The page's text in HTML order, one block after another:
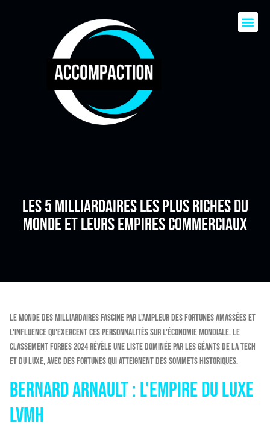
Les 5 milliardaires les plus riches du
monde et leurs empires commerciaux
Le monde des milliardaires fascine par l'ampleur des fortunes amassées et
l'influence qu'exercent ces personnalités sur l'économie mondiale. Le
classement Forbes 2024 révèle une liste dominée par les géants de la tech
et du luxe, avec des fortunes qui atteignent des sommets historiques.
Bernard Arnault : l'empire du luxe
LVMH